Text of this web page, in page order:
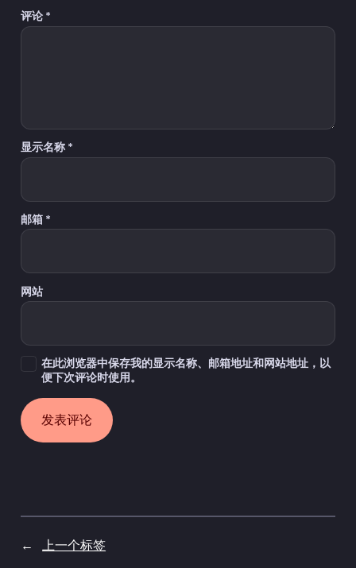
评论 *
显示名称 *
邮箱 *
网站
在此浏览器中保存我的显示名称、邮箱地址和网站地址，以
便下次评论时使用。
← 上一个标签